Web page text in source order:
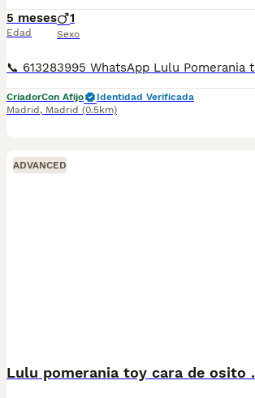
5 meses
Edad
1
Sexo
CriadorCon Afijo
Identidad Verificada
Madrid , Madrid (0.5km)
ADVANCED
Lulu pomerania toy cara de osito .